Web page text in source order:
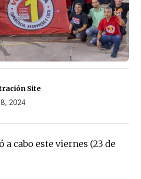
Site
2024
a cabo este viernes (23 de